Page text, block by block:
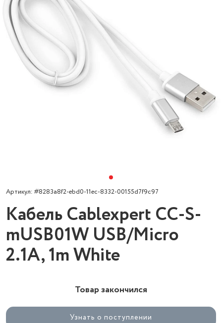
Артикул: #8283a8f2-ebd0-11ec-8332-00155d7f9c97
Кабель Cablexpert CC-S-
mUSB01W USB/Micro
2.1A, 1m White
Товар закончился
Узнать о поступлении